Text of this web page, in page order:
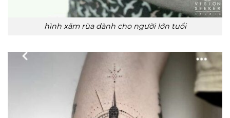
hình xăm rùa dành cho người lớn tuổi